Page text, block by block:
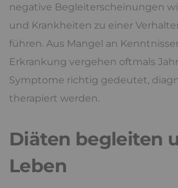
negative Begleiterscheinungen
und Krankheiten zu einer
führen. Aus Mangel an
Erkrankung vergehen oftmals
Symptome richtig gedeutet,
therapiert werden.
Diäten begleiten
Leben